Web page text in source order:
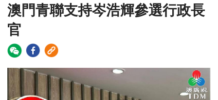
澳門青聯支持岑浩輝參選行政長
官